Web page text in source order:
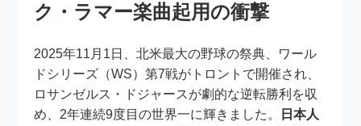
ク・ラマー楽曲起用の衝撃
2025年11月1日、北米最大の野球の祭典、ワール
ドシリーズ（WS）第7戦がトロントで開催され、
ロサンゼルス・ドジャースが劇的な逆転勝利を収
め、2年連続9度目の世界一に輝きました。
日本人